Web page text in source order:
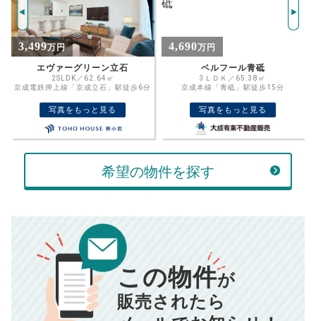
住宅ローン
金利
ボーナス
返済金額
万円
万円
返済シミュレーション計算結果
毎月の支払額 834
推定売却価格：
資金計画のために査定額や希望売却価
格を入力して活用するのもおすすめ◎
売却価格
万円
計算する
00万円
■仲介手数料／ 00万円
■売買契約書印紙／ 0
■抵当権抹消費用／0万円
4,690万円
ベルフール青砥
3ＬＤＫ／65.38㎡
京成本線「青砥」駅徒歩15分
写真をもっと見る
6,480万円
オープンレジデンシア亀有
2LDK／55.22㎡
千代田・常磐緩行線「亀有」駅徒歩6分
写真をもっと見る
希望の物件を探す
この物件が
販売されたら